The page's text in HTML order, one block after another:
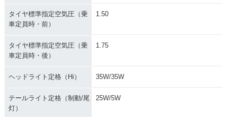
タイヤ標準指定空気圧（乗
車定員時・前）
1.50
タイヤ標準指定空気圧（乗
車定員時・後）
1.75
ヘッドライト定格（Hi） 35W/35W
テールライト定格（制動/尾
灯）
25W/5W